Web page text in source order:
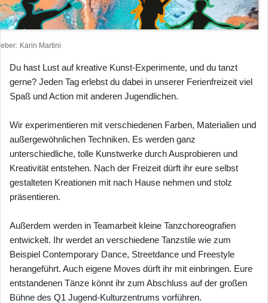
Karin Martini
Du hast Lust auf kreative Kunst-Experimente, und du tanzt
gerne? Jeden Tag erlebst du dabei in unserer Ferienfreizeit viel
Spaß und Action mit anderen Jugendlichen.
Wir experimentieren mit verschiedenen Farben, Materialien und
außergewöhnlichen Techniken. Es werden ganz
unterschiedliche, tolle Kunstwerke durch Ausprobieren und
Kreativität entstehen. Nach der Freizeit dürft ihr eure selbst
gestalteten Kreationen mit nach Hause nehmen und stolz
präsentieren.
Außerdem werden in Teamarbeit kleine Tanzchoreografien
entwickelt. Ihr werdet an verschiedene Tanzstile wie zum
Beispiel Contemporary Dance, Streetdance und Freestyle
herangeführt. Auch eigene Moves dürft ihr mit einbringen. Eure
entstandenen Tänze könnt ihr zum Abschluss auf der großen
Bühne des Q1 Jugend-Kulturzentrums vorführen.